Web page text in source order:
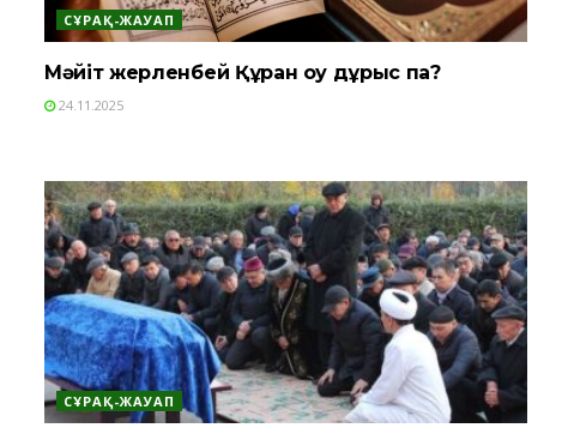
СҰРАҚ-ЖАУАП
Мәйіт жерленбей Құран оқу дұрыс па?
24.11.2025
СҰРАҚ-ЖАУАП